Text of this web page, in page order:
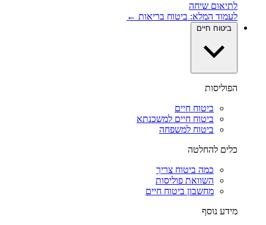
לתיאום שיחה
לעמוד המלא: ביטוח בריאות ←
ביטוח חיים
הפוליסות
ביטוח חיים
ביטוח חיים למשכנתא
ביטוח למשפחה
כלים להחלטה
כמה ביטוח צריך
השוואת פוליסות
מחשבון ביטוח חיים
מידע נוסף